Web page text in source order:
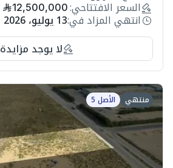
السعر الافتتاحي: 12,500,000
انتهي المزاد في:13 يوليو، 2026
لا يوجد مزايدة
منتهي الأصل 5